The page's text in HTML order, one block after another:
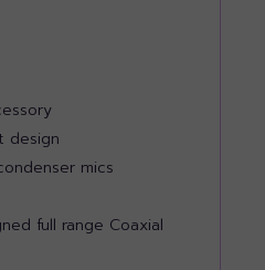
design
mics
full range Coaxial